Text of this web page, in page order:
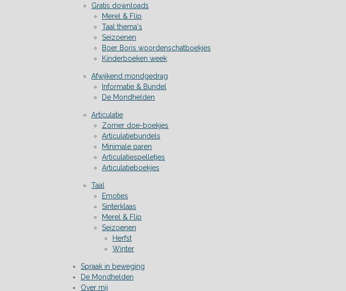
Gratis downloads
Merel & Flip
Taal thema's
Seizoenen
Boer Boris woordenschatboekjes
Kinderboeken week
Afwijkend mondgedrag
Informatie & Bundel
De Mondhelden
Articulatie
Zomer doe-boekjes
Articulatiebundels
Minimale paren
Articulatiespelletjes
Articulatieboekjes
Taal
Emoties
Sinterklaas
Merel & Flip
Seizoenen
Herfst
Winter
Spraak in beweging
De Mondhelden
Over mij